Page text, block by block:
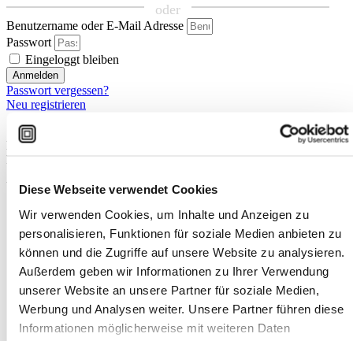
Diese Webseite verwendet Cookies
Wir verwenden Cookies, um Inhalte und Anzeigen zu
personalisieren, Funktionen für soziale Medien anbieten zu
können und die Zugriffe auf unsere Website zu analysieren.
Außerdem geben wir Informationen zu Ihrer Verwendung
unserer Website an unsere Partner für soziale Medien,
Werbung und Analysen weiter. Unsere Partner führen diese
Informationen möglicherweise mit weiteren Daten
oder
Benutzername oder E-Mail Adresse
Passwort
Eingeloggt bleiben
Anmelden
Passwort vergessen?
Neu registrieren
Mit Infinity Maps wächst eine zentrale Wissensplattform für alle
Kopfarbeiter*innen. Sei dabei!
Überblick
Produkt
iMapping Methode
Funktionen
Services
Sicherheit
Team
Presse & Medien
Use Cases
Bildung